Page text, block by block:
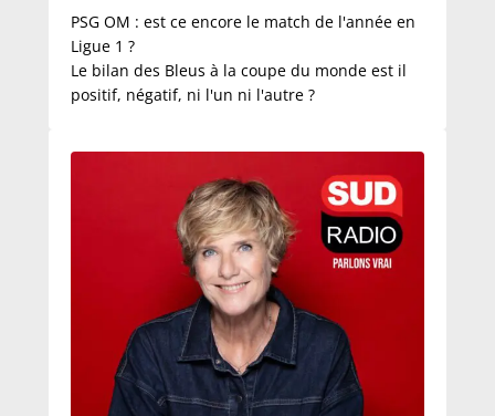
PSG OM : est ce encore le match de l'année en
Ligue 1 ?
Le bilan des Bleus à la coupe du monde est il
positif, négatif, ni l'un ni l'autre ?